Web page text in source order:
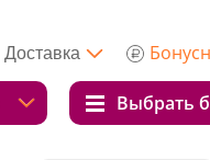
Доставка
Выбрать